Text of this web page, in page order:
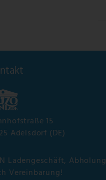
15
Adelsdorf (DE)
Ladengeschäft, Abholung
Vereinbarung!